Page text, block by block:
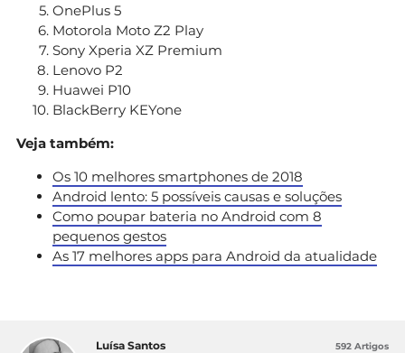
OnePlus 5
Motorola Moto Z2 Play
Sony Xperia XZ Premium
Lenovo P2
Huawei P10
BlackBerry KEYone
Veja também:
Os 10 melhores smartphones de 2018
Android lento: 5 possíveis causas e soluções
Como poupar bateria no Android com 8
pequenos gestos
As 17 melhores apps para Android da atualidade
Luísa Santos 592 Artigos